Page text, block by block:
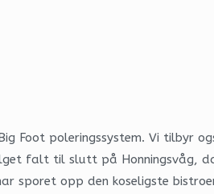
Foot poleringssystem. Vi tilbyr
falt til slutt på Honningsvåg,
sporet opp den koseligste